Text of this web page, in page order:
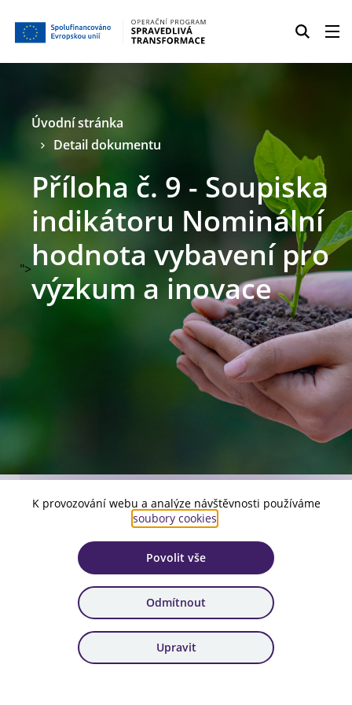
">
Úvodní stránka
Detail dokumentu
Příloha č. 9 - Soupiska
indikátoru Nominální
hodnota vybavení pro
výzkum a inovace
Číslo aktuální verze:
od 18. 12. 2025
K provozování webu a analýze návštěvnosti používáme
soubory cookies
Povolit vše
Odmítnout
Upravit